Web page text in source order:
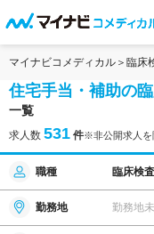
マイナビコメディカル 臨床
住宅手当・補助の
一覧
求人数 531 件※非公開求人を
職種 臨床検
勤務地 勤務地